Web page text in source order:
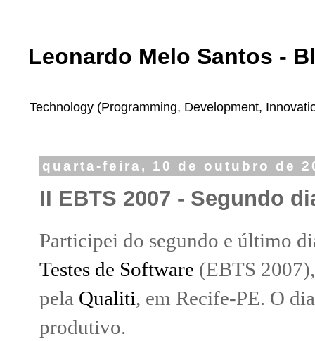
Leonardo Melo Santos -
Technology (Programming, Development,
quarta-feira, 10 de outubro de
II EBTS 2007 - Segundo
Participei do segundo e último
Testes de Software (EBTS
pela Qualiti, em Recife-PE. O
produtivo.